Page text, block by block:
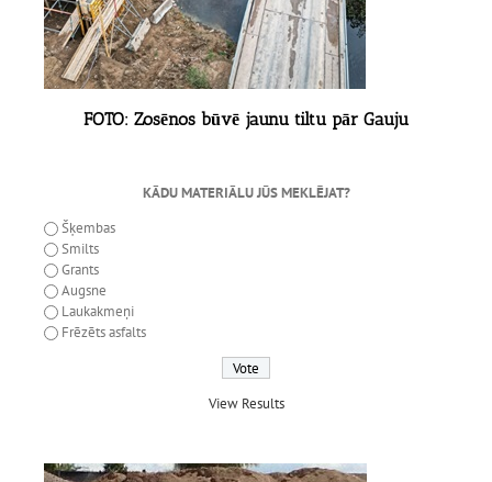
FOTO: Zosēnos būvē jaunu tiltu pār Gauju
KĀDU MATERIĀLU JŪS MEKLĒJAT?
Šķembas
Smilts
Grants
Augsne
Laukakmeņi
Frēzēts asfalts
View Results